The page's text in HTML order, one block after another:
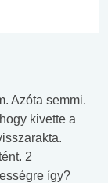
Azóta semmi.
kivette a
2
így?